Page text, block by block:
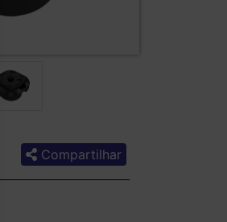
Compartilhar